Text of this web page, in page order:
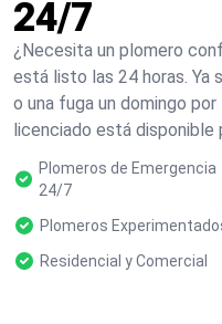
24/7
¿Necesita un plomero
está listo las 24 horas. Ya
o una fuga un domingo
licenciado está disponible
Plomeros de Emergencia
24/7
Plomeros
Residencial y Comercial